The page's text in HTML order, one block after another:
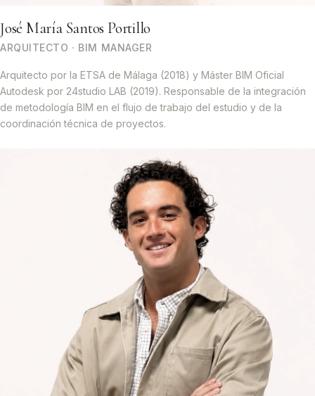
José María Santos Portillo
ARQUITECTO · BIM MANAGER
Arquitecto por la ETSA de Málaga (2018) y Máster BIM Oficial
Autodesk por 24studio LAB (2019). Responsable de la integración
de metodología BIM en el flujo de trabajo del estudio y de la
coordinación técnica de proyectos.